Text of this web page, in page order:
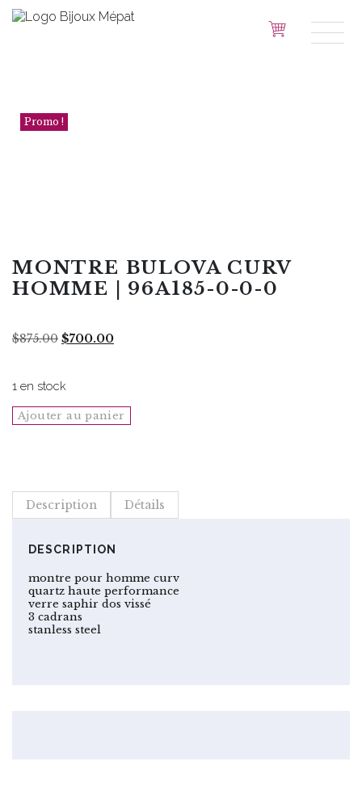
Promo !
MONTRE BULOVA CURV
HOMME | 96A185-0-0-0
$875.00 Le
était :
$700.00Le
1 en stock
quantité
CURV
HOMME
96A185-
Ajouter au panier
Description Détails
DESCRIPTION
montre pour homme curv
quartz haute performance
verre saphir dos vissé
3 cadrans
stanless steel